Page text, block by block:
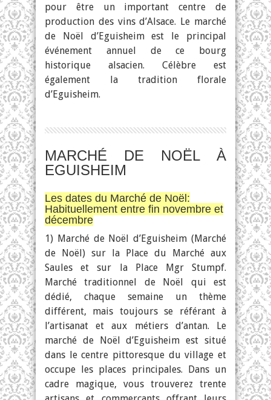
pour être un important centre de
production des vins d’Alsace. Le marché
de Noël d’Eguisheim est le principal
événement annuel de ce bourg
historique alsacien. Célèbre est
également la tradition florale
d’Eguisheim.
MARCHÉ DE NOËL À
EGUISHEIM
Les dates du Marché de Noël:
Habituellement entre fin novembre et
décembre
1) Marché de Noël d’Eguisheim (Marché
de Noël) sur la Place du Marché aux
Saules et sur la Place Mgr Stumpf.
Marché traditionnel de Noël qui est
dédié, chaque semaine un thème
différent, mais toujours se référant à
l’artisanat et aux métiers d’antan. Le
marché de Noël d’Eguisheim est situé
dans le centre pittoresque du village et
occupe les places principales. Dans un
cadre magique, vous trouverez trente